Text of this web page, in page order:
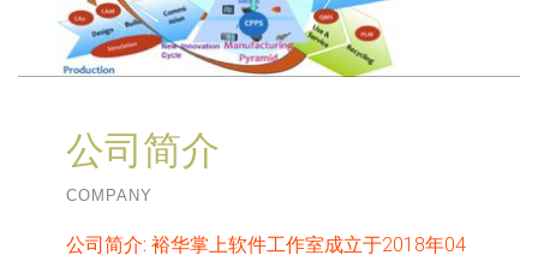
公司简介
COMPANY
公司简介: 裕华掌上软件工作室成立于2018年04